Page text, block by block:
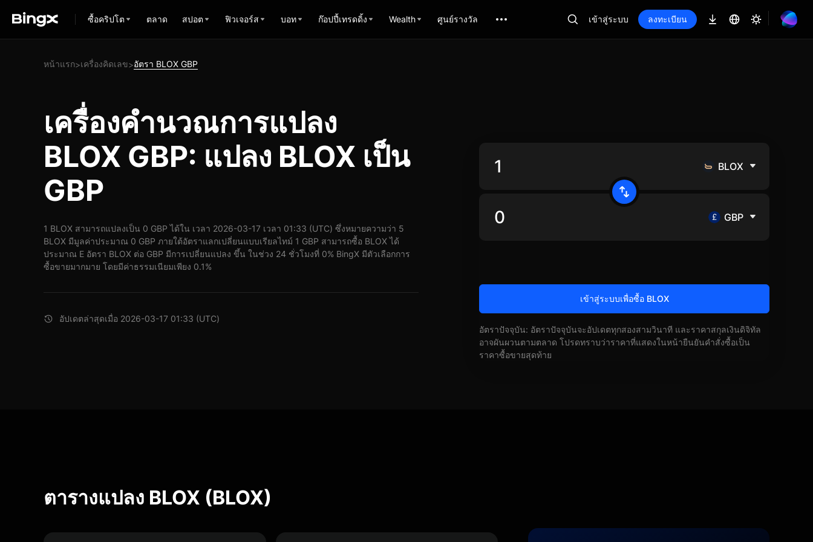
ซื้อคริปโต ตลาด สปอต ฟิวเจอร์ส บอท ก๊อปปี้เทรดดิ้ง Wealth ศูนย์รางวัล เข้าสู่ระบบ ลงทะเบียน
หน้าแรก>เครื่องคิดเลข>อัตรา BLOX GBP
เครื่องคำนวณการแปลง
BLOX GBP: แปลง BLOX เป็น
GBP
1 BLOX สามารถแปลงเป็น 0 GBP ได้ใน เวลา 2026-03-17 เวลา 01:33 (UTC) ซึ่งหมายความว่า 5
BLOX มีมูลค่าประมาณ 0 GBP ภายใต้อัตราแลกเปลี่ยนแบบเรียลไทม์ 1 GBP สามารถซื้อ BLOX ได้
ประมาณ E อัตรา BLOX ต่อ GBP มีการเปลี่ยนแปลง ขึ้น ในช่วง 24 ชั่วโมงที่ 0% BingX มีตัวเลือกการ
ซื้อขายมากมาย โดยมีค่าธรรมเนียมเพียง 0.1%
อัปเดตล่าสุดเมื่อ 2026-03-17 01:33 (UTC)
BLOX
GBP
เข้าสู่ระบบเพื่อซื้อ BLOX
อัตราปัจจุบัน: อัตราปัจจุบันจะอัปเดตทุกสองสามวินาที และราคาสกุลเงินดิจิทัล
อาจผันผวนตามตลาด โปรดทราบว่าราคาที่แสดงในหน้ายืนยันคำสั่งซื้อเป็น
ราคาซื้อขายสุดท้าย
ตารางแปลง BLOX (BLOX)